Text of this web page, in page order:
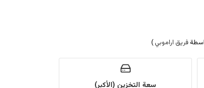
فريق اراموبي )
سعة التخزين (الأكبر)